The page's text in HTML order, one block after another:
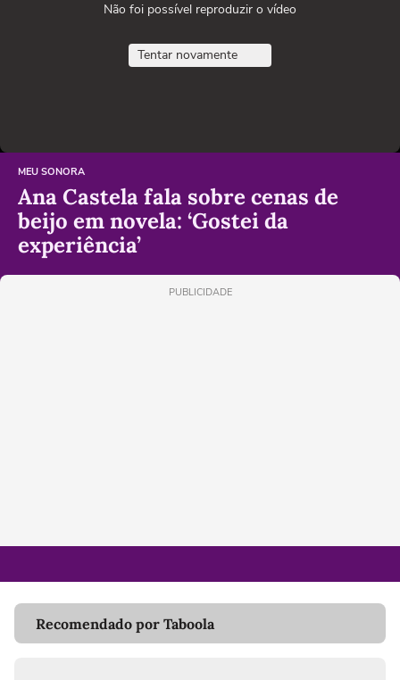
Não foi possível reproduzir o vídeo
Tentar novamente
MEU SONORA
Ana Castela fala sobre cenas de
beijo em novela: ‘Gostei da
experiência’
PUBLICIDADE
Recomendado por Taboola